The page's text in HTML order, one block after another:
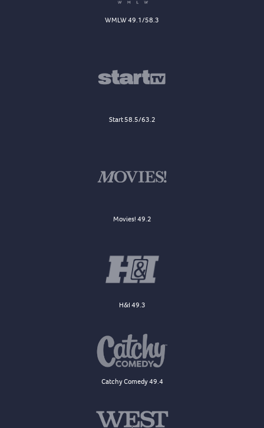
WMLW 49.1/58.3
Start 58.5/63.2
Movies! 49.2
H&I 49.3
Catchy Comedy 49.4